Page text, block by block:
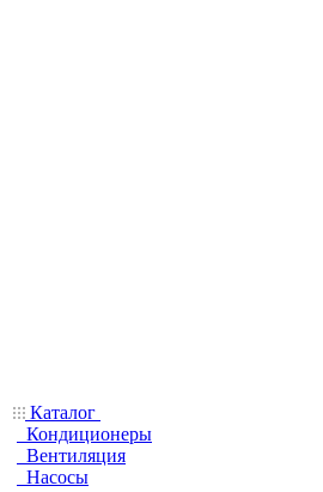
Каталог
Кондиционеры
Вентиляция
Насосы